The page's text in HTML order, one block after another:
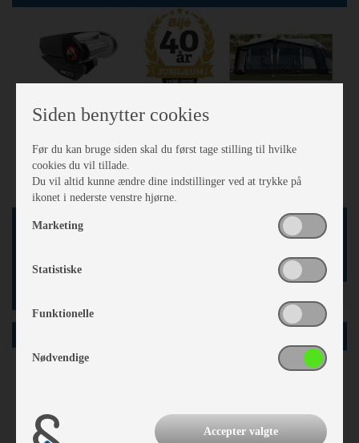
Siden benytter cookies
Før du kan bruge siden skal du først tage stilling til hvilke
cookies du vil tillade.
Du vil altid kunne ændre dine indstillinger ved at trykke på
ikonet i nederste venstre hjørne.
Marketing
Statistiske
Funktionelle
Nødvendige
Accepter valgte